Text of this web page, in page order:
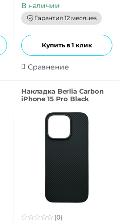
t
o
f
5
В наличии
Гарантия 12 месяцев
Купить в 1 клик
Сравнение
Накладка Berlia Carbon
iPhone 15 Pro Black
(0)